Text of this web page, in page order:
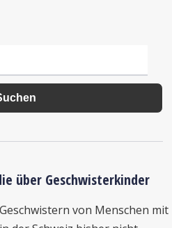
über Geschwisterkinder
von Menschen mit